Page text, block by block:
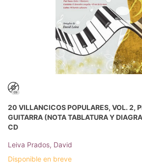
20 VILLANCICOS POPULARES, VOL. 2,
GUITARRA (NOTA TABLATURA Y
CD
Leiva Prados, David
Disponible en breve